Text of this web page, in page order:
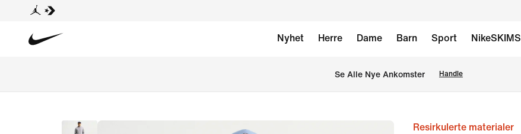
Nyhet Herre Dame Barn Sport NikeSKIMS
Se Alle Nye Ankomster Handle
bildeResirkulerte materialer